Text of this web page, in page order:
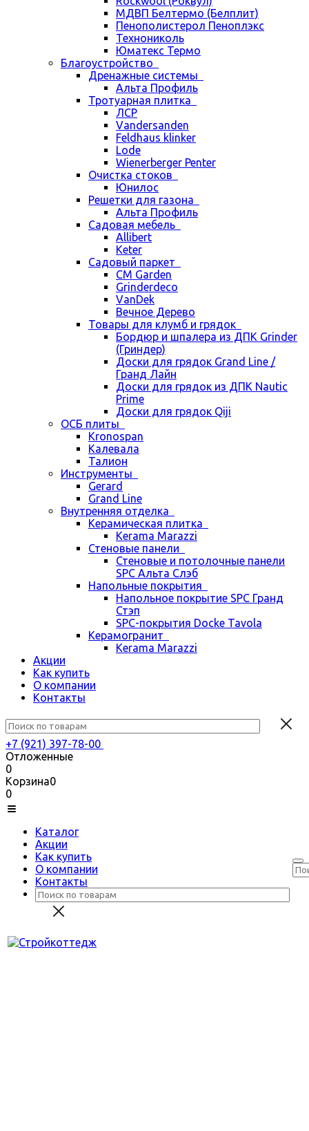
МДВП Белтермо (Белплит)
Пенополистерол Пеноплэкс
Технониколь
Юматекс Термо
Благоустройство
Дренажные системы
Альта Профиль
Тротуарная плитка
ЛСР
Vandersanden
Feldhaus klinker
Lode
Wienerberger Penter
Очистка стоков
Юнилос
Решетки для газона
Альта Профиль
Садовая мебель
Allibert
Keter
Садовый паркет
CM Garden
Grinderdeco
VanDek
Вечное Дерево
Товары для клумб и грядок
Бордюр и шпалера из ДПК Grinder
(Гриндер)
Доски для грядок Grand Line /
Гранд Лайн
Доски для грядок из ДПК Nautic
Prime
Доски для грядок Qiji
ОСБ плиты
Kronospan
Калевала
Талион
Инструменты
Gerard
Grand Line
Внутренняя отделка
Керамическая плитка
Kerama Marazzi
Стеновые панели
Стеновые и потолочные панели
SPC Альта Слэб
Напольные покрытия
Напольное покрытие SPC Гранд
Стэп
SPC-покрытия Docke Tavola
Керамогранит
Kerama Marazzi
Акции
Как купить
О компании
Контакты
+7 (921) 397-78-00
Отложенные
0
Корзина0
0
Каталог
Акции
Как купить
О компании
Контакты